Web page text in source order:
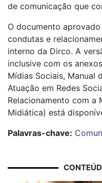
de comunicação que
O documento
condutas e
interno da Dirco. A
inclusive com os
Mídias Sociais, Manual
Atuação em Redes
Relacionamento com a
Midiática) está
Palavras-chave: